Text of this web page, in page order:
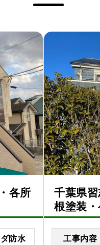
各所
防水
千葉県
根塗装
工事内容